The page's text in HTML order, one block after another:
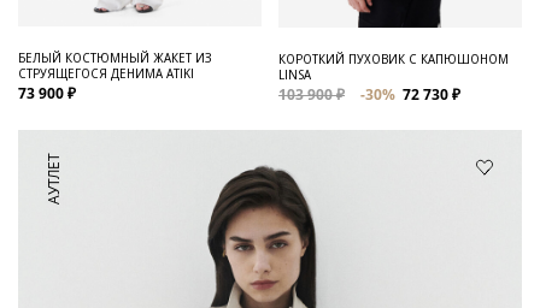
БЕЛЫЙ КОСТЮМНЫЙ ЖАКЕТ ИЗ
СТРУЯЩЕГОСЯ ДЕНИМА ATIKI
73 900 ₽
КОРОТКИЙ ПУХОВИК С КАПЮШОНОМ
LINSA
103 900 ₽ -30% 72 730 ₽
АУТЛЕТ